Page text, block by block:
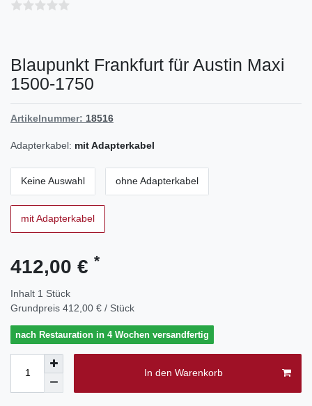
Blaupunkt Frankfurt für Austin Maxi
1500-1750
Artikelnummer: 18516
Adapterkabel: mit Adapterkabel
Keine Auswahl ohne Adapterkabel
mit Adapterkabel
412,00 € *
Inhalt 1 Stück
Grundpreis 412,00 € / Stück
nach Restauration in 4 Wochen versandfertig
In den Warenkorb